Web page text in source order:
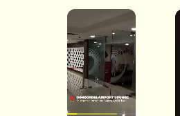
×